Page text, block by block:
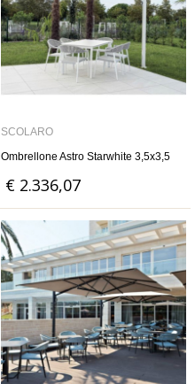
SCOLARO
Ombrellone Astro Starwhite 3,5x3,5
€ 2.336,07